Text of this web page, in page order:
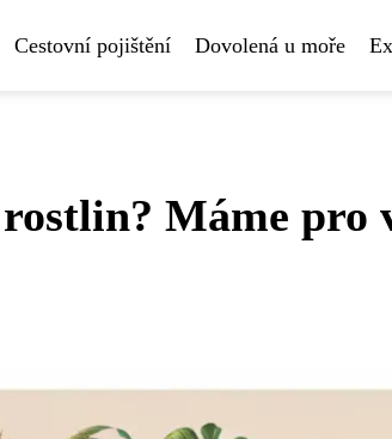
Cestovní pojištění Dovolená u moře
Máme pro